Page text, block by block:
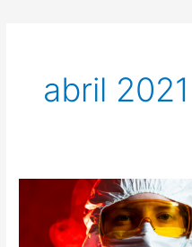
abril 2021